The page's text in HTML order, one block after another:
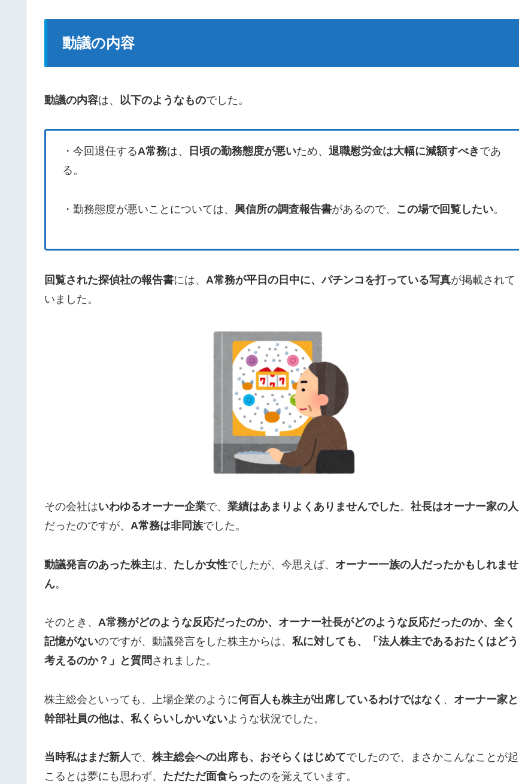
動議の内容
動議の内容は、 以下のようなものでした。
・今回退任するA常務は、 日頃の勤務態度が悪いため、 退職慰労金は大幅に減額すべき であ
る。
・勤務態度が悪いことについては、 興信所の調査報告書があるので、 この場で回覧したい。
回覧された探偵社の報告書には、 A常務が平日の日中に、パチンコを打っている写真が掲載されて
いました。
その会社はいわゆるオーナー企業で、 業績はあまりよくありませんでした。 社長はオーナー家の人
だったのですが、 A常務は非同族でした。
動議発言のあった株主は、 たしか女性でしたが、今思えば、 オーナー一族の人だったかもしれませ
ん。
そのとき、 A常務がどのような反応だったのか、オーナー社長がどのような反応だったのか、全く
記憶がないのですが、動議発言をした株主からは、 私に対しても、「法人株主であるおたくはどう
考えるのか？」と質問 されました。
株主総会といっても、上場企業のように何百人も株主が出席しているわけではなく 、 オーナー家と
幹部社員の他は、私くらいしかいないような状況でした。
当時私はまだ新人で、株主総会への出席も、おそらくはじめてでしたので、まさかこんなことが起
こるとは夢にも思わず、 ただただ面食らったのを覚えています。